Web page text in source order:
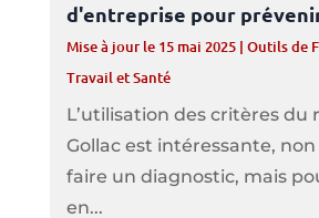
d'entreprise pour
Mise à jour le 15 mai 2025| Outils de
Travail et Santé
L’utilisation des critères du
Gollac est intéressante,
faire un diagnostic, mais
en...